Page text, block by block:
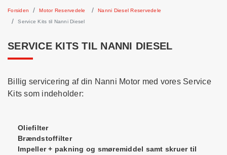
Forsiden Motor Reservedele
Nanni Diesel Reservedele
Service Kits til Nanni Diesel
SERVICE KITS TIL NANNI DIESEL
Billig servicering af din Nanni Motor med vores Service
Kits som indeholder:
Oliefilter
Brændstoffilter
Impeller + pakning og smøremiddel samt skruer til